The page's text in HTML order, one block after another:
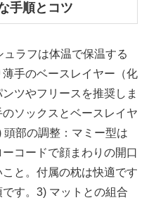
手順とコツ
ラフは体温で保温する
手のベースレイヤー（化
ツやフリースを推奨しま
ソックスとベースレイヤ
部の調整：マミー型は
コードで顔まわりの開口
と。付属の枕は快適です
す。3) マットとの組合